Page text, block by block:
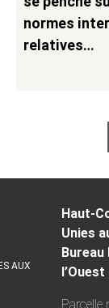
normes
relatives…
AUX
Haut-
Unies
Bureau
l’Ouest
Parcelle